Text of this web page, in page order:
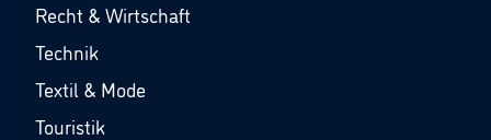
Recht & Wirtschaft
Technik
Textil & Mode
Touristik